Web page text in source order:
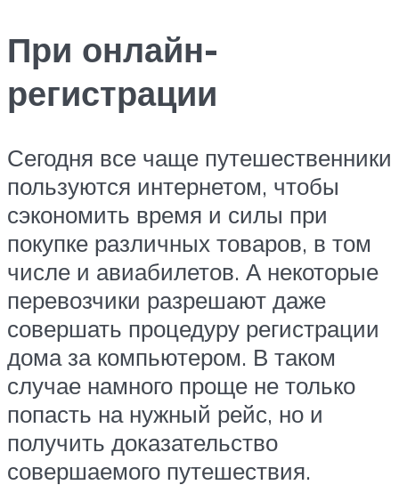
При онлайн-
регистрации
Сегодня все чаще путешественники
пользуются интернетом, чтобы
сэкономить время и силы при
покупке различных товаров, в том
числе и авиабилетов. А некоторые
перевозчики разрешают даже
совершать процедуру регистрации
дома за компьютером. В таком
случае намного проще не только
попасть на нужный рейс, но и
получить доказательство
совершаемого путешествия.